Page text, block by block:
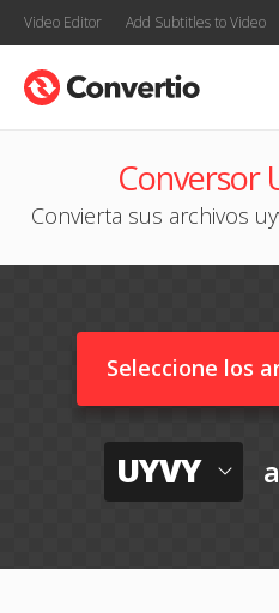
Video Editor Add Subtitles to Video
Conversor
Convierta sus archivos
Seleccione los
UYVY a